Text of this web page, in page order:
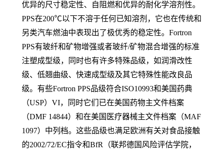
优异的尺寸稳定性、自阻燃和优异的耐化学溶剂性。
PPS在200℃以下不溶于任何已知溶剂，它也在传统和
另类汽车燃油中表现出了极优秀的稳定性。Fortron
PPS有玻纤和矿物增强或者玻纤/矿物混合增强的标准
注塑成型级，同时也有许多特殊品级，如润滑改性
级、低翘曲级、快速成型级及其它特殊性能改良品
级。有些Fortron PPS品级符合ISO10993和美国药典
（USP）VI，同时它们已在美国药物主文件档案
（DMF 14844）和在美国医疗器械主文件档案（MAF
1097）中列档。这些品级也满足欧洲有关对食品接触
的2002/72/EC指令和BfR（联邦德国风险评估学院，